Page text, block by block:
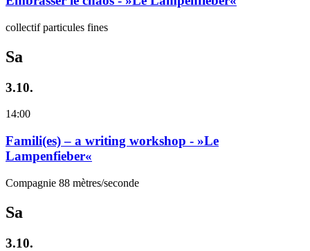
collectif particules fines
Sa
3.10.
14:00
Famili(es) – a writing workshop - »Le
Lampenfieber«
Compagnie 88 mètres/seconde
Sa
3.10.